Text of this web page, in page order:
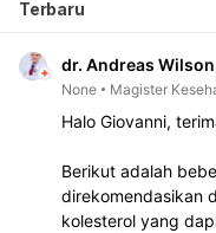
Terbaru
dr. Andreas
None
Magister
Halo Giovanni,
Berikut adalah
direkomendasikan
kolesterol yang